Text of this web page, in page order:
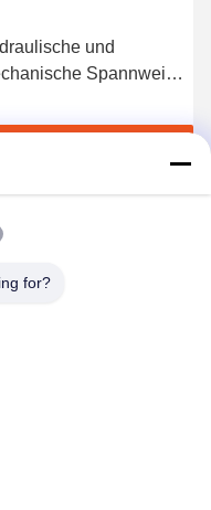
und
Spannweise
for?